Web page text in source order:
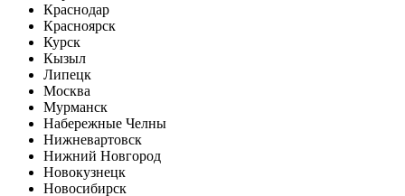
Краснодар
Красноярск
Курск
Кызыл
Липецк
Москва
Мурманск
Набережные Челны
Нижневартовск
Нижний Новгород
Новокузнецк
Новосибирск